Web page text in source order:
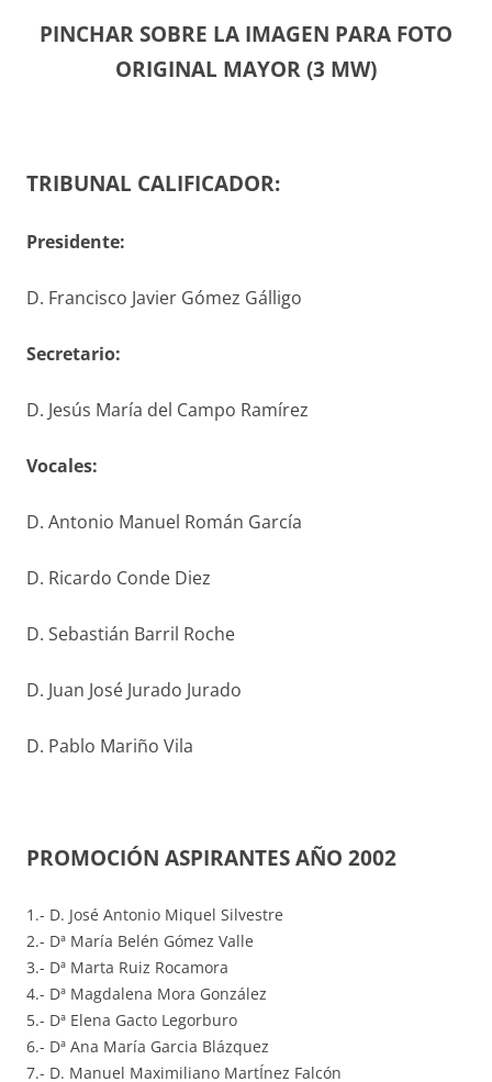
PINCHAR SOBRE LA IMAGEN PARA FOTO
ORIGINAL MAYOR (3 MW)
TRIBUNAL CALIFICADOR:
Presidente:
D. Francisco Javier Gómez Gálligo
Secretario:
D. Jesús María del Campo Ramírez
Vocales:
D. Antonio Manuel Román García
D. Ricardo Conde Diez
D. Sebastián Barril Roche
D. Juan José Jurado Jurado
D. Pablo Mariño Vila
PROMOCIÓN ASPIRANTES AÑO 2002
1.- D. José Antonio Miquel Silvestre
2.- Dª María Belén Gómez Valle
3.- Dª Marta Ruiz Rocamora
4.- Dª Magdalena Mora González
5.- Dª Elena Gacto Legorburo
6.- Dª Ana María Garcia Blázquez
7.- D. Manuel Maximiliano MartÍnez Falcón